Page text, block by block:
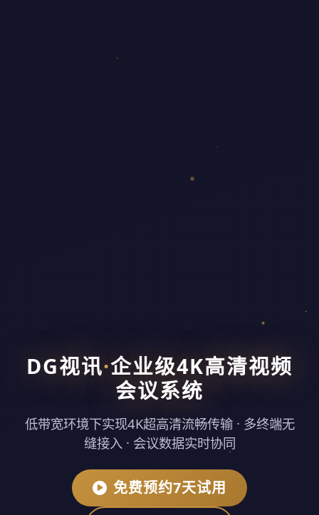
DG视讯·企业级4K高清视频
会议系统
低带宽环境下实现4K超高清流畅传输 · 多终端无
缝接入 · 会议数据实时协同
免费预约7天试用